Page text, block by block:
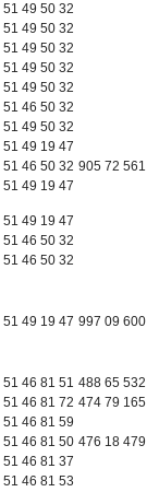
51 49 50 32
51 49 50 32
51 49 50 32
51 49 50 32
51 49 50 32
51 46 50 32
51 49 50 32
51 49 19 47
51 46 50 32 905 72 561
51 49 19 47
51 49 19 47
51 46 50 32
51 46 50 32
51 49 19 47 997 09 600
51 46 81 51 488 65 532
51 46 81 72 474 79 165
51 46 81 59
51 46 81 50 476 18 479
51 46 81 37
51 46 81 53